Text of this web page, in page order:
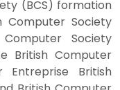
(BCS) formation
Computer Society
Society
British Computer
Entreprise British